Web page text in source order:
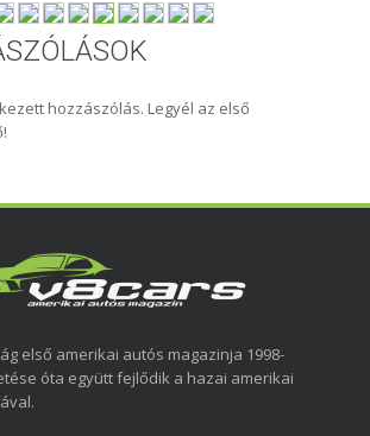
hozzászólás. Legyél az első
első amerikai autós magazinja 1998-
óta együtt fejlődik a hazai amerikai